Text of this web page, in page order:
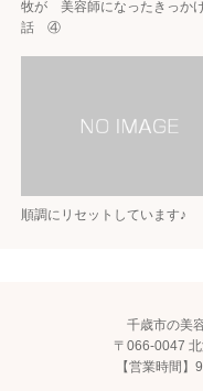
牧が 美容師になったきっか
話 ④
順調にリセットしています♪
千歳市の美
〒066-0047
【営業時間